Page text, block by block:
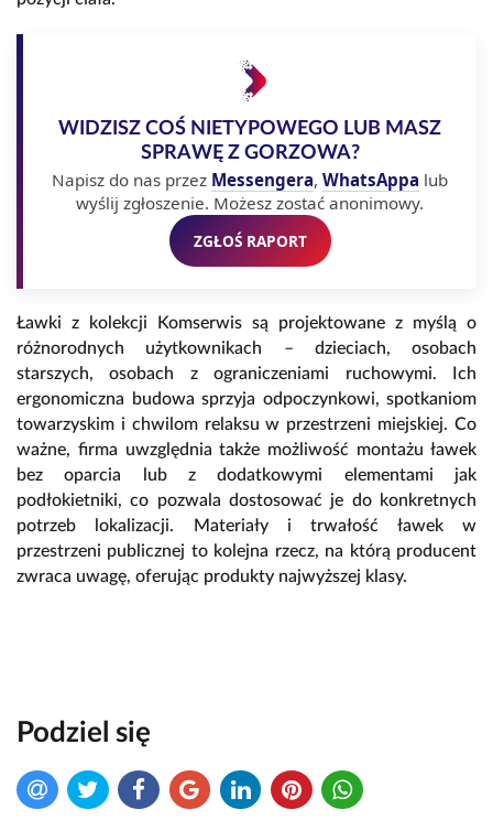
WIDZISZ COŚ NIETYPOWEGO LUB MASZ
SPRAWĘ Z GORZOWA?
Napisz do nas przez Messengera, WhatsAppa lub
wyślij zgłoszenie. Możesz zostać anonimowy.
ZGŁOŚ RAPORT
Ławki z kolekcji Komserwis są projektowane z myślą o
różnorodnych użytkownikach – dzieciach, osobach
starszych, osobach z ograniczeniami ruchowymi. Ich
ergonomiczna budowa sprzyja odpoczynkowi, spotkaniom
towarzyskim i chwilom relaksu w przestrzeni miejskiej. Co
ważne, firma uwzględnia także możliwość montażu ławek
bez oparcia lub z dodatkowymi elementami jak
podłokietniki, co pozwala dostosować je do konkretnych
potrzeb lokalizacji. Materiały i trwałość ławek w
przestrzeni publicznej to kolejna rzecz, na którą producent
zwraca uwagę, oferując produkty najwyższej klasy.
Podziel się